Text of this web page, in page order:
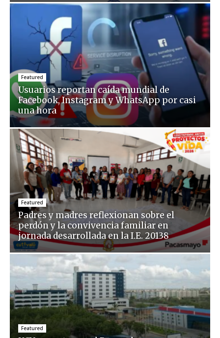
Featured
Usuarios reportan caída mundial de
Facebook, Instagram y WhatsApp por casi
una hora
Featured
Padres y madres reflexionan sobre el
perdón y la convivencia familiar en
jornada desarrollada en la I.E. 20138
Featured